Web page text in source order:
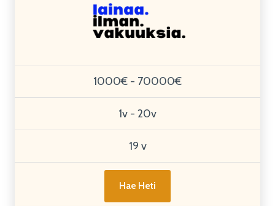
1000€ - 70000€
1v - 20v
19 v
Hae Heti